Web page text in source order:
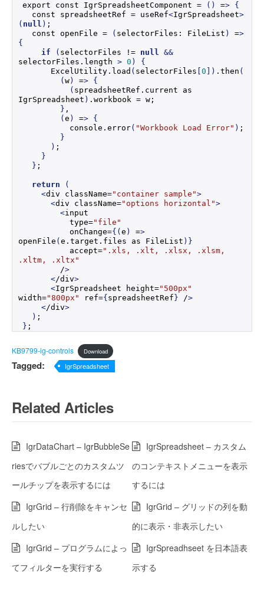
export const IgrSpreadsheetComponent = () => {
  const spreadsheetRef = useRef
<IgrSpreadsheet>
( null ) ;
  const openFile =
( selectorFiles: FileList ) =>
{
if
( selectorFiles != null &&
selectorFiles. length > 0 )
{
      ExcelUtility.
load ( selectorFiles 0 ]) . then (
( w) => {
( spreadsheetRef. current as
IgrSpreadsheet ) . workbook = w;
} ,
( e ) => {
          console.
error( "Workbook Load Error" ) ;
}
) ;
}
} ;
return
(
<div className="container sample">
<div className="options horizontal">
<input
          type=
"file"
          onChange=
{( e ) =>
openFile ( e. target . files as FileList )}
          accept=
".xls, .xlt, .xlsx, .xlsm,
.xltm, .xltx"
        /
>
</div>
<IgrSpreadsheet height="500px"
width="800px" ref={ spreadsheetRef } />
</div>
) ;
} ;
KB9799-ig-controls Download
Tagged: IgrSpreadsheet
Related Articles
IgrDataChart – IgrBubbleSe
riesでバブルごとのカスタムツ
ールチップを表示するには
IgrSpreadsheet – カスタム
のコンテキストメニューを表示
するには
IgrGrid – 行削除をキャンセ
ルしたい
IgrGrid – グリッドの列を動
的に表示・非表示したい
IgrGrid – プログラムによっ
てフィルターを実行する
IgrSpreadhseet を日本語表
示する